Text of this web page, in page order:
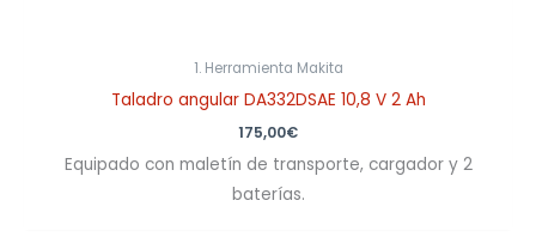
1. Herramienta Makita
Taladro angular DA332DSAE 10,8 V 2 Ah
175,00€
Equipado con maletín de transporte, cargador y 2
baterías.